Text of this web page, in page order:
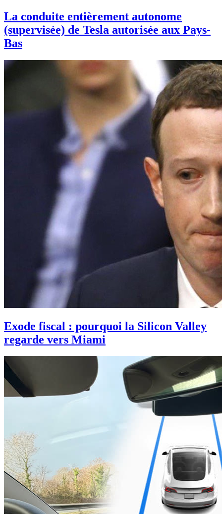
La conduite entièrement autonome
(supervisée) de Tesla autorisée aux Pays-
Bas
Exode fiscal : pourquoi la Silicon Valley
regarde vers Miami